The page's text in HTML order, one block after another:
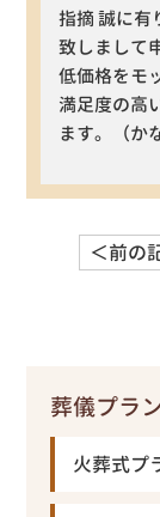
指摘 誠に有
致しまして
低価格をモ
満足度の高
ます。（か
＜前の
葬儀プラ
火葬式プ